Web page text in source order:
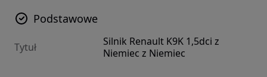
Podstawowe
Tytuł
Silnik Renault K9K 1,5dci z
Niemiec z Niemiec